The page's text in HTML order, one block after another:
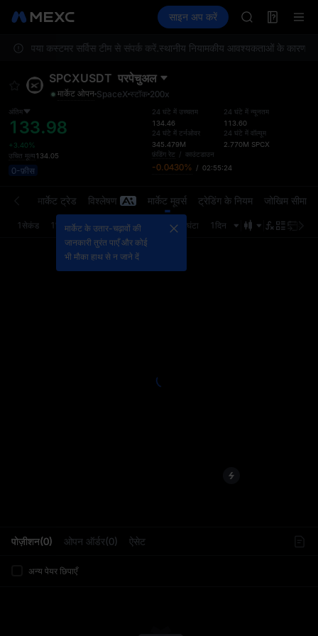
Information इवेंट
साइन अप करें
SKYAI
SPCX rises
UNITREE
कृपया कस्टमर सर्विस टीम से संपर्क करें.स्थानीय नियामकीय आवश्यकताओं के कारण ये
SPCXUSDT परपेचुअल
मार्केट ओपन SpaceX स्टॉक 200x
अंतिम
133.98
+3.40%
उचित मूल्य134.05
0-फ़ीस
24 घंटे में उच्चतम
134.46
24 घंटे में टर्नओवर
345.479M
24 घंटे में न्यूनतम
113.60
24 घंटे में वॉल्यूम
2.770M SPCX
फ़ंडिंग रेट / काउंटडाउन
-0.0430% / 02:55:24
पोज़ीशन(0) ओपन ऑर्डर(0) ऐसेट
अन्य पेयर छिपाएँ
मार्केट ट्रेड विश्लेषण मार्केट मूवर्स ट्रेडिंग के नियम जोखिम सीमा
1सेकंड 1मिनट 5मिनट 15मिनट 4घंटा 1दिन
मार्केट के उतार-चढ़ावों की
जानकारी तुरंत पाएँ और कोई
भी मौका हाथ से न जाने दें